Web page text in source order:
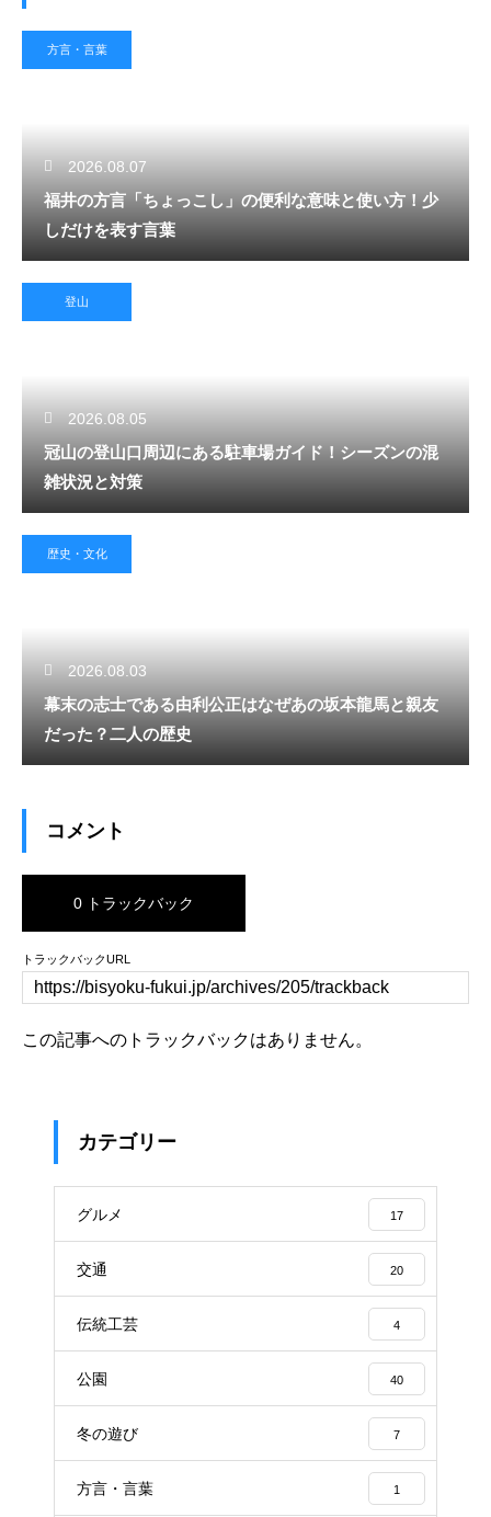
方言・言葉
2026.08.07
福井の方言「ちょっこし」の便利な意味と使い方！少
しだけを表す言葉
登山
2026.08.05
冠山の登山口周辺にある駐車場ガイド！シーズンの混
雑状況と対策
歴史・文化
2026.08.03
幕末の志士である由利公正はなぜあの坂本龍馬と親友
だった？二人の歴史
コメント
0 トラックバック
トラックバックURL
この記事へのトラックバックはありません。
カテゴリー
グルメ 17
交通 20
伝統工芸 4
公園 40
冬の遊び 7
方言・言葉 1